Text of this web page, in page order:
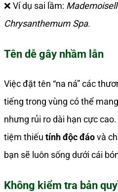
❌ Ví dụ sai lầm:
Chrysanthemum Spa.
Tên dễ gây nhầm lẫn
Việc đặt tên “na ná” các
tiếng trong vùng có thể
nhưng rủi ro dài hạn cực
tiệm thiếu tính độc đáovà
bạn sẽ luôn sống dưới cái
Không kiểm tra bản